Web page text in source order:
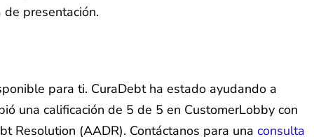
presentación.
para ti. CuraDebt ha estado ayudando a
una calificación de 5 de 5 en CustomerLobby con
Resolution (AADR). Contáctanos para una consulta